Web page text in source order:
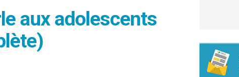
aux adolescents